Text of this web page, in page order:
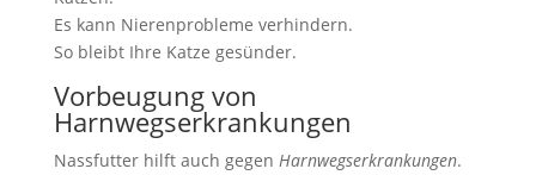
Es kann Nierenprobleme verhindern.
So bleibt Ihre Katze gesünder.
Vorbeugung von
Harnwegserkrankungen
Nassfutter hilft auch gegen Harnwegserkrankungen.